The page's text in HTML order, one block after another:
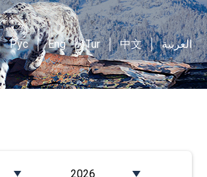
Рус Eng Tur 中文 العربية
2026